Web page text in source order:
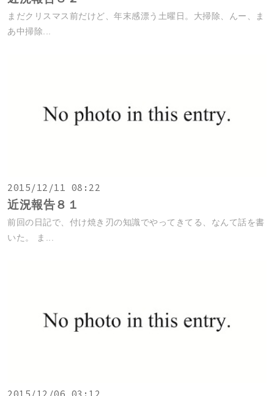
まだクリスマス前だけど、年末感漂う土曜日。大掃除、んー、ま
あ中掃除...
2015/12/11 08:22
近況報告８１
前回の日記で、付け焼き刃の知識でやってきてる、なんて話を書
いた。 ま...